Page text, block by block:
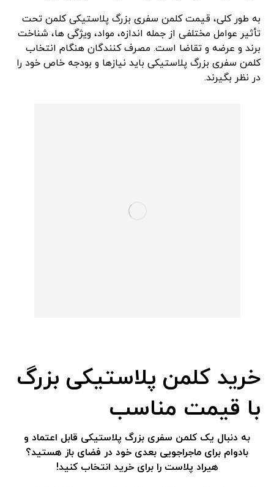
به طور کلی، قیمت کلمن سفری بزرگ پلاستیکی کلمن تحت
تأثیر عوامل مختلفی از جمله اندازه، مواد، ویژگی ها، شناخت
برند و عرضه و تقاضا است. مصرف کنندگان هنگام انتخاب
کلمن سفری بزرگ پلاستیکی باید نیازها و بودجه خاص خود را
در نظر بگیرند.
خرید کلمن پلاستیکی بزرگ
با قیمت مناسب
به دنبال یک کلمن سفری بزرگ پلاستیکی قابل اعتماد و
بادوام برای ماجراجویی بعدی خود در فضای باز هستید؟
هیراد پلاست را برای خرید انتخاب کنید!